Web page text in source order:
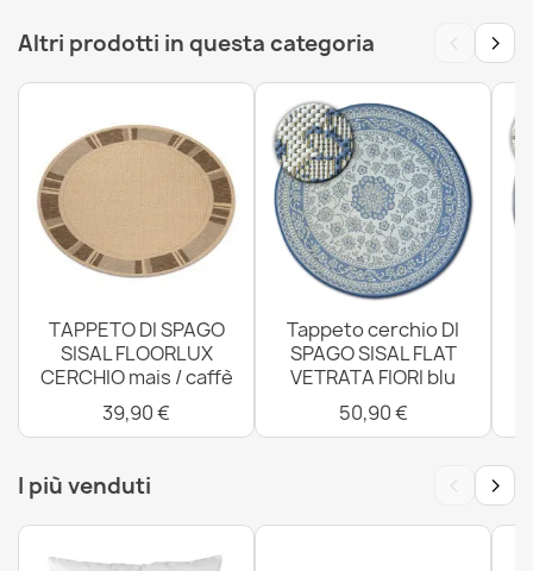
Altri prodotti in questa categoria ‹ ›
TAPPETO DI SPAGO
SISAL FLOORLUX
CERCHIO mais / caffè
39,90 €
Tappeto cerchio DI
SPAGO SISAL FLAT
VETRATA FIORI blu
50,90 €
I più venduti ‹ ›